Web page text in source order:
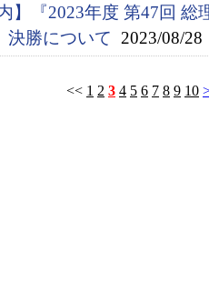
内】『2023年度 第47回
決勝について 2023/08/28
<< 1 2 3 4 5 6 7 8 9 10